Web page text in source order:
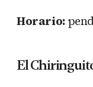
Horario:
El